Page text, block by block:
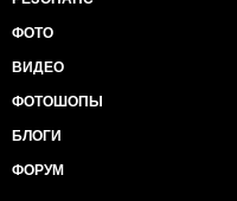
мало оценили, хотя в
В общем армия Турции
такого кота
высшим офицерский
поддержку
ФОТО
ВИДЕО
ФОТОШОПЫ
БЛОГИ
ФОРУМ